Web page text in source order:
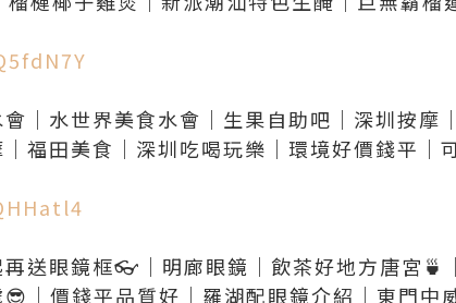
｜水世界美食水會｜生果自助吧｜深圳按摩
福田美食｜深圳吃喝玩樂｜環境好價錢平｜
送眼鏡框👓｜明廊眼鏡｜飲茶好地方唐宮🍵
｜價錢平品質好｜羅湖配眼鏡介紹｜東門中